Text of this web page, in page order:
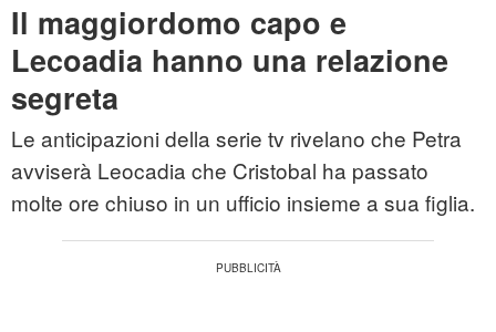
Il maggiordomo capo e
Lecoadia hanno una relazione
segreta
Le anticipazioni della serie tv rivelano che Petra
avviserà Leocadia che Cristobal ha passato
molte ore chiuso in un ufficio insieme a sua figlia.